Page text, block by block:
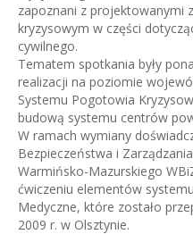
zapoznani z projektowanymi
kryzysowym w części
cywilnego.
Tematem spotkania były
realizacji na poziomie
Systemu Pogotowia
budową systemu centrów
W ramach wymiany
Bezpieczeństwa i
Warmińsko-Mazurskiego
ćwiczeniu elementów
Medyczne, które zostało
2009 r. w Olsztynie.